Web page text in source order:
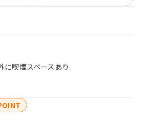
に喫煙スペースあり